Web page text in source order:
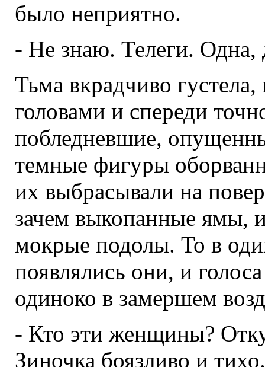
было неприятно.
- Не знаю. Телеги. Одна,
Тьма вкрадчиво
головами и спереди
побледневшие,
темные фигуры
их выбрасывали на
зачем выкопанные ямы,
мокрые подолы. То в
появлялись они, и
одиноко в замершем
- Кто эти женщины?
Зиночка боязливо и